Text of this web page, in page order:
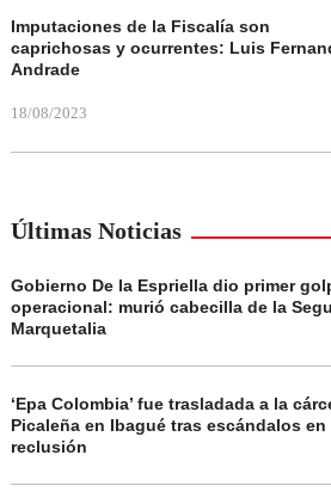
Imputaciones de la Fiscalía son
caprichosas y ocurrentes: Luis
Andrade
18/08/2023
Últimas Noticias
Gobierno De la Espriella dio primer
operacional: murió cabecilla de la
Marquetalia
‘Epa Colombia’ fue trasladada a la
Picaleña en Ibagué tras escándalos en
reclusión